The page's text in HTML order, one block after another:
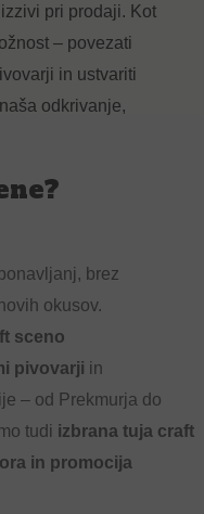
pri prodaji. Kot
– povezati
in ustvariti
odkrivanje,
brez
okusov.
sceno
pivovarji in
– od Prekmurja do
tudi izbrana tuja craft
in promocija